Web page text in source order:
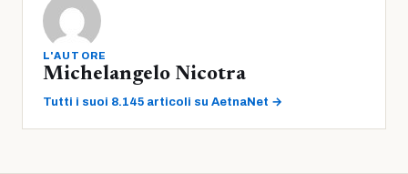
L'AUTORE
Michelangelo Nicotra
Tutti i suoi 8.145 articoli su AetnaNet →